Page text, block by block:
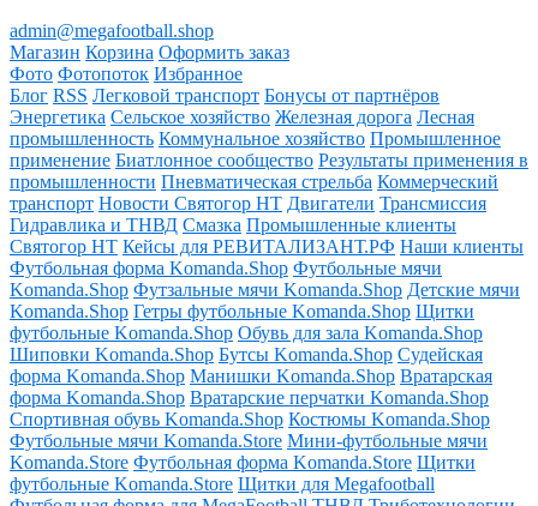
admin@megafootball.shop
Магазин Корзина Оформить заказ
Фото Фотопоток Избранное
Блог RSS Легковой транспорт Бонусы от партнёров
Энергетика Сельское хозяйство Железная дорога Лесная
промышленность Коммунальное хозяйство Промышленное
применение Биатлонное сообщество Результаты применения в
промышленности Пневматическая стрельба Коммерческий
транспорт Новости Святогор НТ Двигатели Трансмиссия
Гидравлика и ТНВД Смазка Промышленные клиенты
Святогор НТ Кейсы для РЕВИТАЛИЗАНТ.РФ Наши клиенты
Футбольная форма Komanda.Shop Футбольные мячи
Komanda.Shop Футзальные мячи Komanda.Shop Детские мячи
Komanda.Shop Гетры футбольные Komanda.Shop Щитки
футбольные Komanda.Shop Обувь для зала Komanda.Shop
Шиповки Komanda.Shop Бутсы Komanda.Shop Судейская
форма Komanda.Shop Манишки Komanda.Shop Вратарская
форма Komanda.Shop Вратарские перчатки Komanda.Shop
Спортивная обувь Komanda.Shop Костюмы Komanda.Shop
Футбольные мячи Komanda.Store Мини-футбольные мячи
Komanda.Store Футбольная форма Komanda.Store Щитки
футбольные Komanda.Store Щитки для Megafootball